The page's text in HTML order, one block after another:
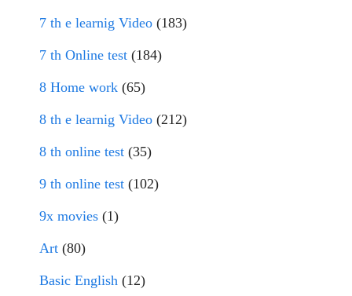
7 th e learnig Video (183)
7 th Online test (184)
8 Home work (65)
8 th e learnig Video (212)
8 th online test (35)
9 th online test (102)
9x movies (1)
Art (80)
Basic English (12)